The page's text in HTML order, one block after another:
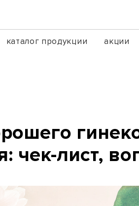
каталог продукции акции
чек-лист,